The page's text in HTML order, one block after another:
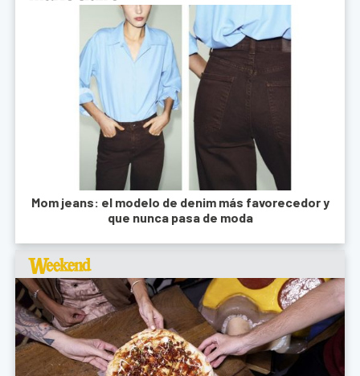
Mom jeans: el modelo de denim más favorecedor y
que nunca pasa de moda